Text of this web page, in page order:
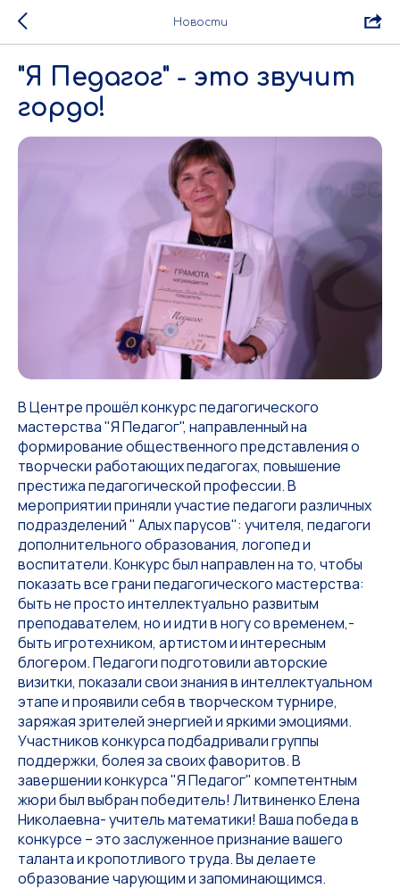
Новости
"Я Педагог" - это звучит
гордо!
В Центре прошёл конкурс педагогического
мастерства "Я Педагог", направленный на
формирование общественного представления о
творчески работающих педагогах, повышение
престижа педагогической профессии. В
мероприятии приняли участие педагоги различных
подразделений " Алых парусов": учителя, педагоги
дополнительного образования, логопед и
воспитатели. Конкурс был направлен на то, чтобы
показать все грани педагогического мастерства:
быть не просто интеллектуально развитым
преподавателем, но и идти в ногу со временем,-
быть игротехником, артистом и интересным
блогером. Педагоги подготовили авторские
визитки, показали свои знания в интеллектуальном
этапе и проявили себя в творческом турнире,
заряжая зрителей энергией и яркими эмоциями.
Участников конкурса подбадривали группы
поддержки, болея за своих фаворитов. В
завершении конкурса "Я Педагог" компетентным
жюри был выбран победитель! Литвиненко Елена
Николаевна- учитель математики! Ваша победа в
конкурсе – это заслуженное признание вашего
таланта и кропотливого труда. Вы делаете
образование чарующим и запоминающимся.